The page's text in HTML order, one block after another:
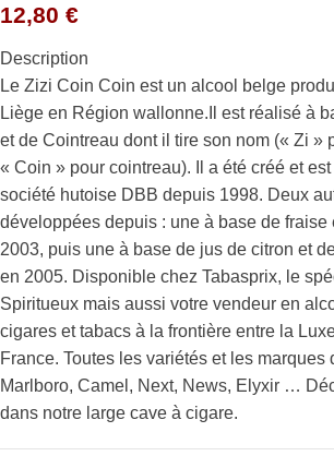
12,80 €
Description
Le Zizi Coin Coin est un alcool belge
Liège en Région wallonne.Il est réalisé à
et de Cointreau dont il tire son nom (« Zi »
« Coin » pour cointreau). Il a été créé et
société hutoise DBB depuis 1998. Deux
développées depuis : une à base de fraise
2003, puis une à base de jus de citron et
en 2005. Disponible chez Tabasprix, le
Spiritueux mais aussi votre vendeur en
cigares et tabacs à la frontière entre la
France. Toutes les variétés et les marques
Marlboro, Camel, Next, News, Elyxir …
dans notre large cave à cigare.